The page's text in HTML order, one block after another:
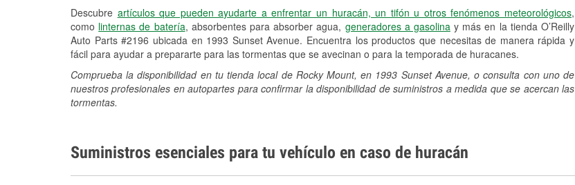
Descubre artículos que pueden ayudarte a enfrentar un huracán, un tifón u otros fenómenos meteorológicos,
como linternas de batería, absorbentes para absorber agua, generadores a gasolinay más en la tienda O’Reilly
Auto Parts #2196 ubicada en 1993 Sunset Avenue. Encuentra los productos que necesitas de manera rápida y
fácil para ayudar a prepararte para las tormentas que se avecinan o para la temporada de huracanes.
Comprueba la disponibilidad en tu tienda local de Rocky Mount, en 1993 Sunset Avenue, o consulta con uno de
nuestros profesionales en autopartes para confirmar la disponibilidad de suministros a medida que se acercan las
tormentas.
Suministros esenciales para tu vehículo en caso de huracán